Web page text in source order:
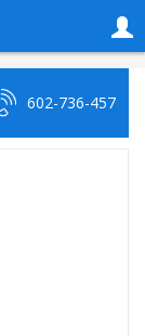
602-736-457